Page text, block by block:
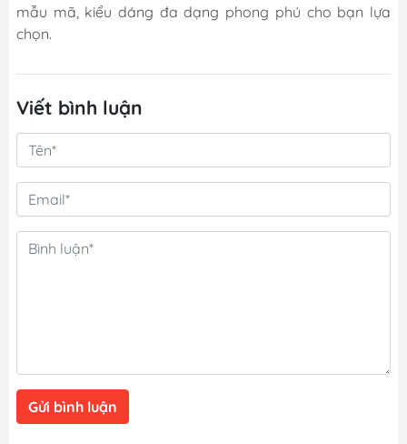
mẫu mã, kiểu dáng đa dạng phong phú cho bạn lựa
chọn.
Viết bình luận
Gửi bình luận